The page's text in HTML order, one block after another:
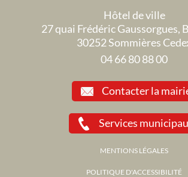
Hôtel de ville
27 quai Frédéric Gaussorgues,
30252 Sommières
04 66 80 88 00
Contacter la
Services
MENTIONS LÉGALES
POLITIQUE D'ACCESSIBILITÉ